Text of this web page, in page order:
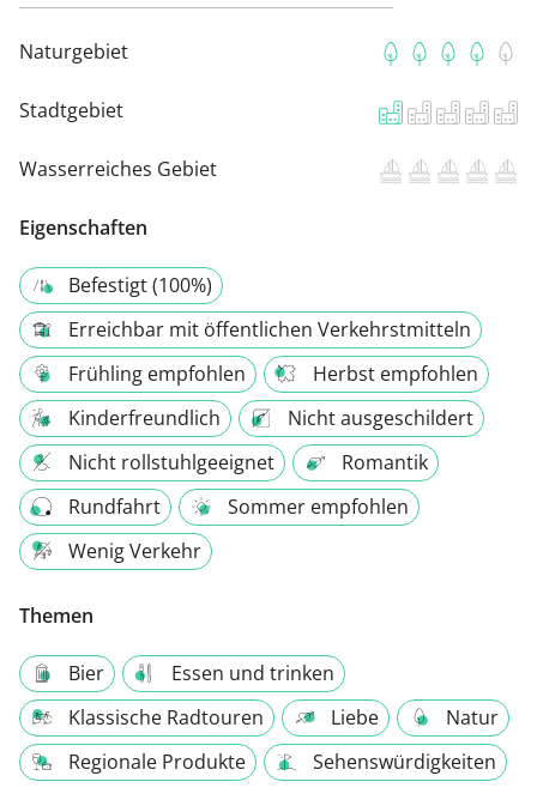
Naturgebiet
Stadtgebiet
Wasserreiches Gebiet
Eigenschaften
Befestigt (100%)
Erreichbar mit öffentlichen Verkehrstmitteln
Frühling empfohlen
Herbst empfohlen
Kinderfreundlich
Nicht ausgeschildert
Nicht rollstuhlgeeignet
Romantik
Rundfahrt
Sommer empfohlen
Wenig Verkehr
Themen
Bier
Essen und trinken
Klassische Radtouren
Liebe
Natur
Regionale Produkte
Sehenswürdigkeiten